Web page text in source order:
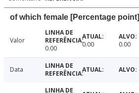
of which female [Percentage point]
Valor
0.00
0.00 0.00
Data